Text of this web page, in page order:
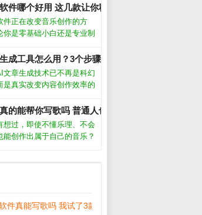
现现在的AI音乐生成器已经
当完整的伴奏和人声，但离
距离。下面分享我的实测经
件哪个好用 这几款让你秒变作曲家_
件正在改变音乐创作的方
你是零基础小白还是专业制
整编曲。我作为音乐制作
了多款工具，下面分享最实
和推荐。AI作曲软件真的能
成工具怎么用？3个步骤写出原创爆款_
文章生成技术已不再是科幻
是真实改变内容创作效率的
开始借助AI写稿、润色、甚
产内容。但很多人仍困惑：
的文章会不会太机械？如何
的能帮你写歌吗 普通人也能做的3个神器_
想过，即使不懂乐理、不会
能创作出属于自己的音乐？
件真能写歌吗 我试了3款分享心得_